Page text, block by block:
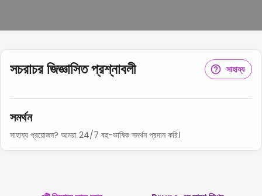
সচরাচর জিজ্ঞাসিত প্রশ্নাবলী সাহায্য
সমর্থন
সাহায্য প্রয়োজন? আমরা 24/7 বহু-ভাষিক সমর্থন প্রদান করি।